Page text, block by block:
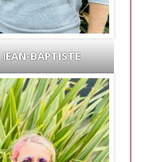
JEAN-BAPTISTE